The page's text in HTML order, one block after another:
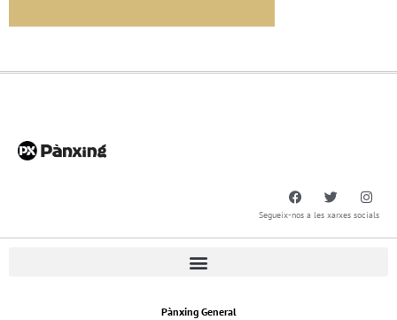
Segueix-nos a les xarxes socials
Pànxing General